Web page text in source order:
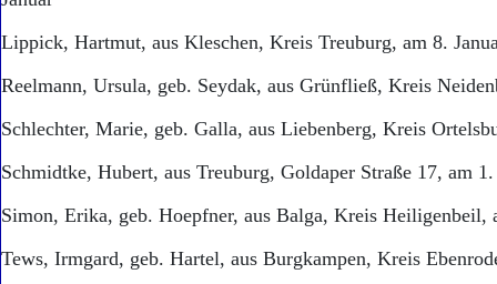
Lippick, Hartmut, aus Kleschen, Kreis Treuburg, am 8.
Reelmann, Ursula, geb. Seydak, aus Grünfließ, Kreis
Schlechter, Marie, geb. Galla, aus Liebenberg, Kreis
Schmidtke, Hubert, aus Treuburg, Goldaper Straße 17, am 1.
Simon, Erika, geb. Hoepfner, aus Balga, Kreis Heiligenbeil,
Tews, Irmgard, geb. Hartel, aus Burgkampen, Kreis